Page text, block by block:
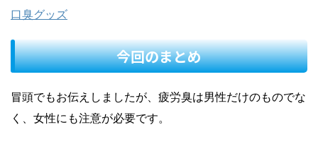
口臭グッズ
今回のまとめ
冒頭でもお伝えしましたが、疲労臭は男性だけのものでな
く、女性にも注意が必要です。